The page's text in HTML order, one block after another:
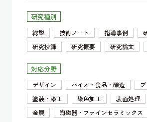
研究種別
総説 技術ノート 指導事例
研究抄録
研究概要 研究論文
対応分野
デザイン バイオ・食品・醸造
塗装・漆工
染色加工 表面処理
金属
陶磁器・ファインセラミックス